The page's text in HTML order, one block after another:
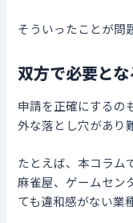
そういったことが問
双方で必要と
申請を正確にするの
外な落とし穴があり
たとえば、本コラム
麻雀屋、ゲームセン
ても違和感がない業